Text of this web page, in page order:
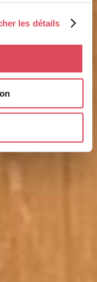
les détails